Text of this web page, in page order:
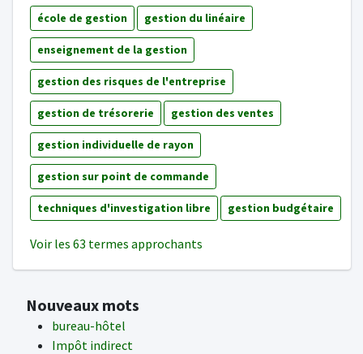
école de gestion gestion du linéaire
enseignement de la gestion
gestion des risques de l'entreprise
gestion de trésorerie gestion des ventes
gestion individuelle de rayon
gestion sur point de commande
techniques d'investigation libre gestion budgétaire
Voir les 63 termes approchants
Nouveaux mots
bureau-hôtel
Impôt indirect